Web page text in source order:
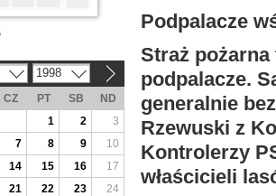
Podpalacze
Straż
podpalacze.
generalnie
Rzewuski z
Kontrolerzy
właścicieli
1998
CZ PT SB
ND
1
2
3
7 8 9
10
14 15 16
17
21 22 23
24